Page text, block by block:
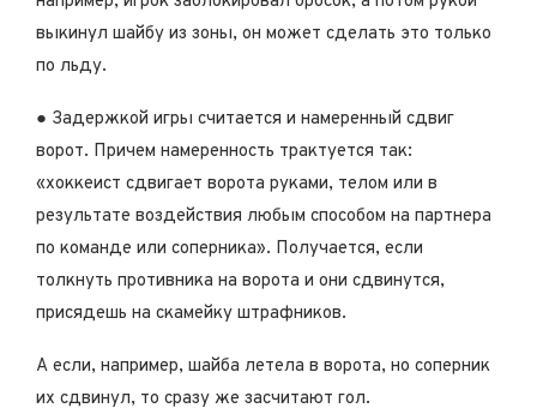
выкинул шайбу из зоны, он может сделать это только
по льду.
● Задержкой игры считается и намеренный сдвиг
ворот. Причем намеренность трактуется так:
«хоккеист сдвигает ворота руками, телом или в
результате воздействия любым способом на партнера
по команде или соперника». Получается, если
толкнуть противника на ворота и они сдвинутся,
присядешь на скамейку штрафников.
А если, например, шайба летела в ворота, но соперник
их сдвинул, то сразу же засчитают гол.